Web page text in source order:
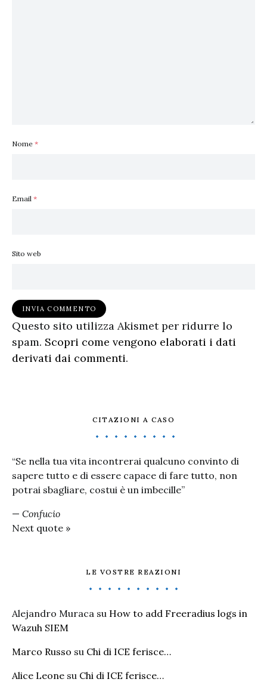
Nome *
Email *
Sito web
Questo sito utilizza Akismet per ridurre lo
spam. Scopri come vengono elaborati i dati
derivati dai commenti.
CITAZIONI A CASO
“Se nella tua vita incontrerai qualcuno convinto di
sapere tutto e di essere capace di fare tutto, non
potrai sbagliare, costui è un imbecille”
— Confucio
Next quote »
LE VOSTRE REAZIONI
Alejandro Muraca su How to add Freeradius logs in
Wazuh SIEM
Marco Russo su Chi di ICE ferisce…
Alice Leone su Chi di ICE ferisce…